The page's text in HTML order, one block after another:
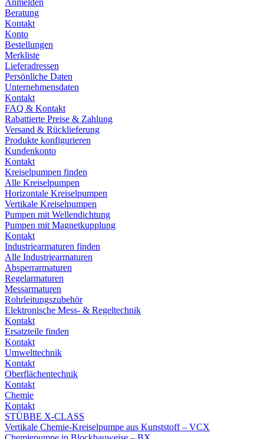
Anmelden
Beratung
Kontakt
Konto
Bestellungen
Merkliste
Lieferadressen
Persönliche Daten
Unternehmensdaten
Kontakt
FAQ & Kontakt
Rabattierte Preise & Zahlung
Versand & Rücklieferung
Produkte konfigurieren
Kundenkonto
Kontakt
Kreiselpumpen finden
Alle Kreiselpumpen
Horizontale Kreiselpumpen
Vertikale Kreiselpumpen
Pumpen mit Wellendichtung
Pumpen mit Magnetkupplung
Kontakt
Industriearmaturen finden
Alle Industriearmaturen
Absperrarmaturen
Regelarmaturen
Messarmaturen
Rohrleitungszubehör
Elektronische Mess- & Regeltechnik
Kontakt
Ersatzteile finden
Kontakt
Umwelttechnik
Kontakt
Oberflächentechnik
Kontakt
Chemie
Kontakt
STÜBBE X-CLASS
Vertikale Chemie-Kreiselpumpe aus Kunststoff – VCX